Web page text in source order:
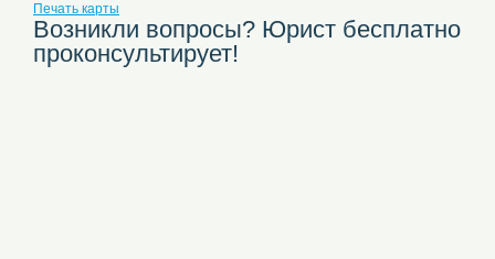
Печать карты
Возникли вопросы? Юрист бесплатно
проконсультирует!